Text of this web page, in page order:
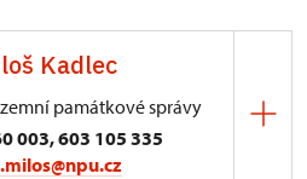
Kadlec
památkové správy
003, 603 105 335